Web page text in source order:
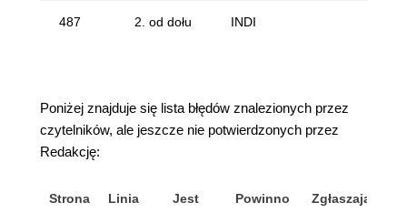
487 2. od dołu INDI
Poniżej znajduje się lista błędów znalezionych przez
czytelników, ale jeszcze nie potwierdzonych przez
Redakcję:
Strona Linia Jest Powinno Zgłaszający